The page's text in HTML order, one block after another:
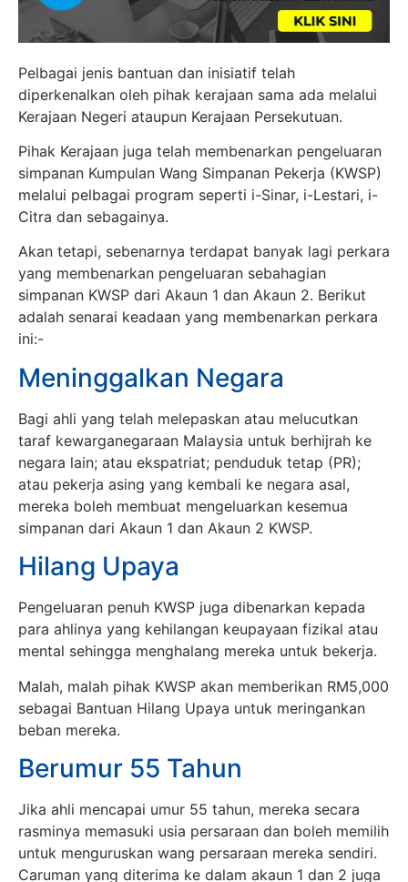
Pelbagai jenis bantuan dan inisiatif telah
diperkenalkan oleh pihak kerajaan sama ada melalui
Kerajaan Negeri ataupun Kerajaan Persekutuan.
Pihak Kerajaan juga telah membenarkan pengeluaran
simpanan Kumpulan Wang Simpanan Pekerja (KWSP)
melalui pelbagai program seperti i-Sinar, i-Lestari, i-
Citra dan sebagainya.
Akan tetapi, sebenarnya terdapat banyak lagi perkara
yang membenarkan pengeluaran sebahagian
simpanan KWSP dari Akaun 1 dan Akaun 2. Berikut
adalah senarai keadaan yang membenarkan perkara
ini:-
Meninggalkan Negara
Bagi ahli yang telah melepaskan atau melucutkan
taraf kewarganegaraan Malaysia untuk berhijrah ke
negara lain; atau ekspatriat; penduduk tetap (PR);
atau pekerja asing yang kembali ke negara asal,
mereka boleh membuat mengeluarkan kesemua
simpanan dari Akaun 1 dan Akaun 2 KWSP.
Hilang Upaya
Pengeluaran penuh KWSP juga dibenarkan kepada
para ahlinya yang kehilangan keupayaan fizikal atau
mental sehingga menghalang mereka untuk bekerja.
Malah, malah pihak KWSP akan memberikan RM5,000
sebagai Bantuan Hilang Upaya untuk meringankan
beban mereka.
Berumur 55 Tahun
Jika ahli mencapai umur 55 tahun, mereka secara
rasminya memasuki usia persaraan dan boleh memilih
untuk menguruskan wang persaraan mereka sendiri.
Caruman yang diterima ke dalam akaun 1 dan 2 juga